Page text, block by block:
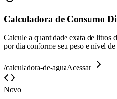
Calculadora de Consumo
Calcule a quantidade exata de litros
por dia conforme seu peso e nível
/calculadora-de-aguaAcessar
Novo